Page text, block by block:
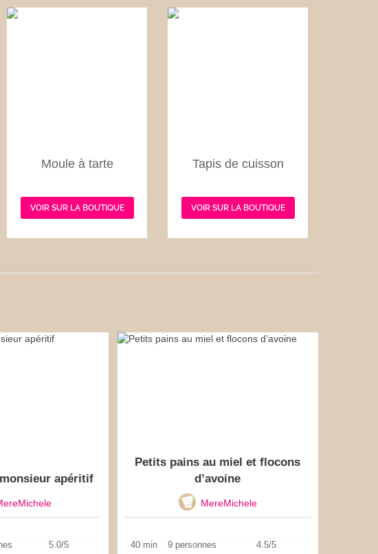
Moule à tarte
VOIR SUR LA BOUTIQUE
Tapis de cuisson
VOIR SUR LA BOUTIQUE
apéritif
5.0/5
Petits pains au miel et flocons
d’avoine
MereMichele
40 min 9 personnes 4.5/5